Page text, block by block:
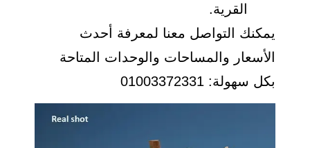
القرية.
يمكنك التواصل معنا لمعرفة أحدث
الأسعار والمساحات والوحدات المتاحة
بكل سهولة: 01003372331